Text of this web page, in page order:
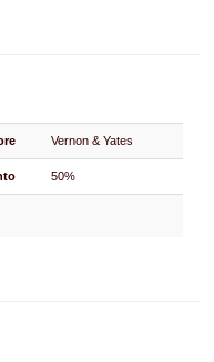
Vernon & Yates
50%